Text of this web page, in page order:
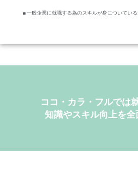
■ 一般企業に就職する為のスキルが身についてい
ココ・カラ・フルでは
知識やスキル向上を全